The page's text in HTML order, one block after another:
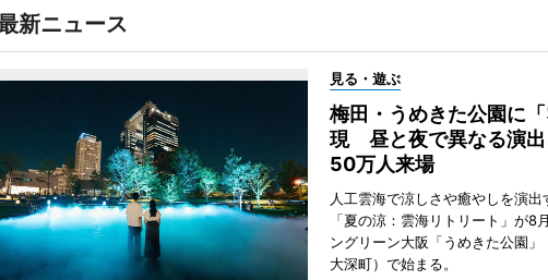
新ニュース
見る・遊ぶ
梅田・うめきた公園に
現 昼と夜で異なる演出
50万人来場
人工雲海で涼しさや癒やしを演出
「夏の涼：雲海リトリート」が8
ングリーン大阪「うめきた公園」
大深町）で始まる。